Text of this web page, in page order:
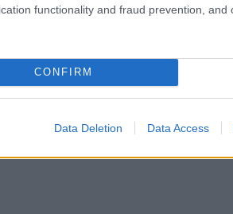
functionality and fraud prevention, and
CONFIRM
Data Deletion Data Access